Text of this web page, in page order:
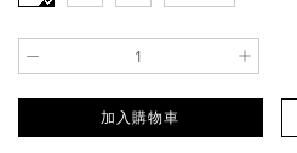
- +
加入購物車